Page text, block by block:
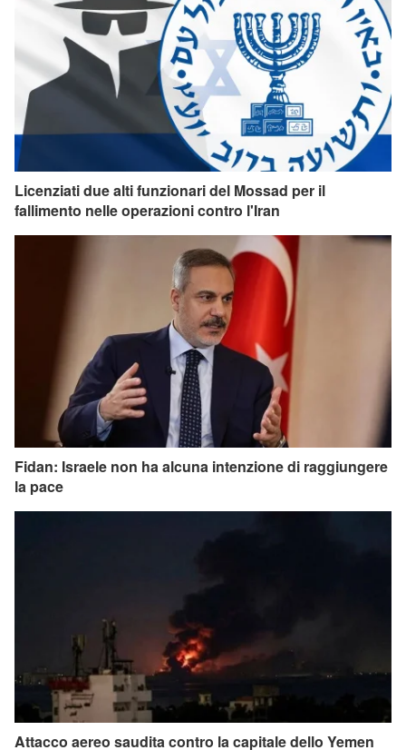
Licenziati due alti funzionari del Mossad per il
fallimento nelle operazioni contro l'Iran
Fidan: Israele non ha alcuna intenzione di raggiungere
la pace
Attacco aereo saudita contro la capitale dello Yemen